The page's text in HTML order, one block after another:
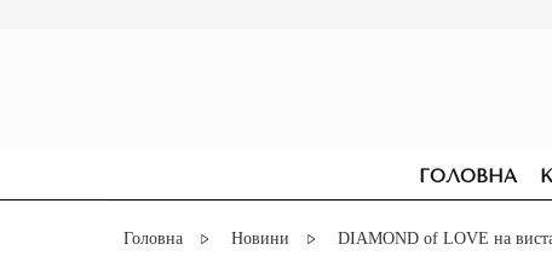
ГОЛОВНА
Головна Новини DIAMOND of LOVE на